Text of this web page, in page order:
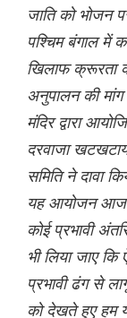
जाति को भोजन
पश्चिम बंगाल में
खिलाफ क्रूरता
अनुपालन की मांग
मंदिर द्वारा
दरवाजा
समिति ने दावा
यह आयोजन आज
कोई प्रभावी
भी लिया जाए
प्रभावी ढंग से
को देखते हुए हम